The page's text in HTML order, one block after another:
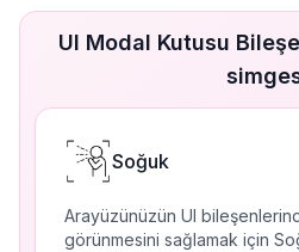
UI Modal Kutusu
Soğuk
Arayüzünüzün UI
görünmesini sağlamak için